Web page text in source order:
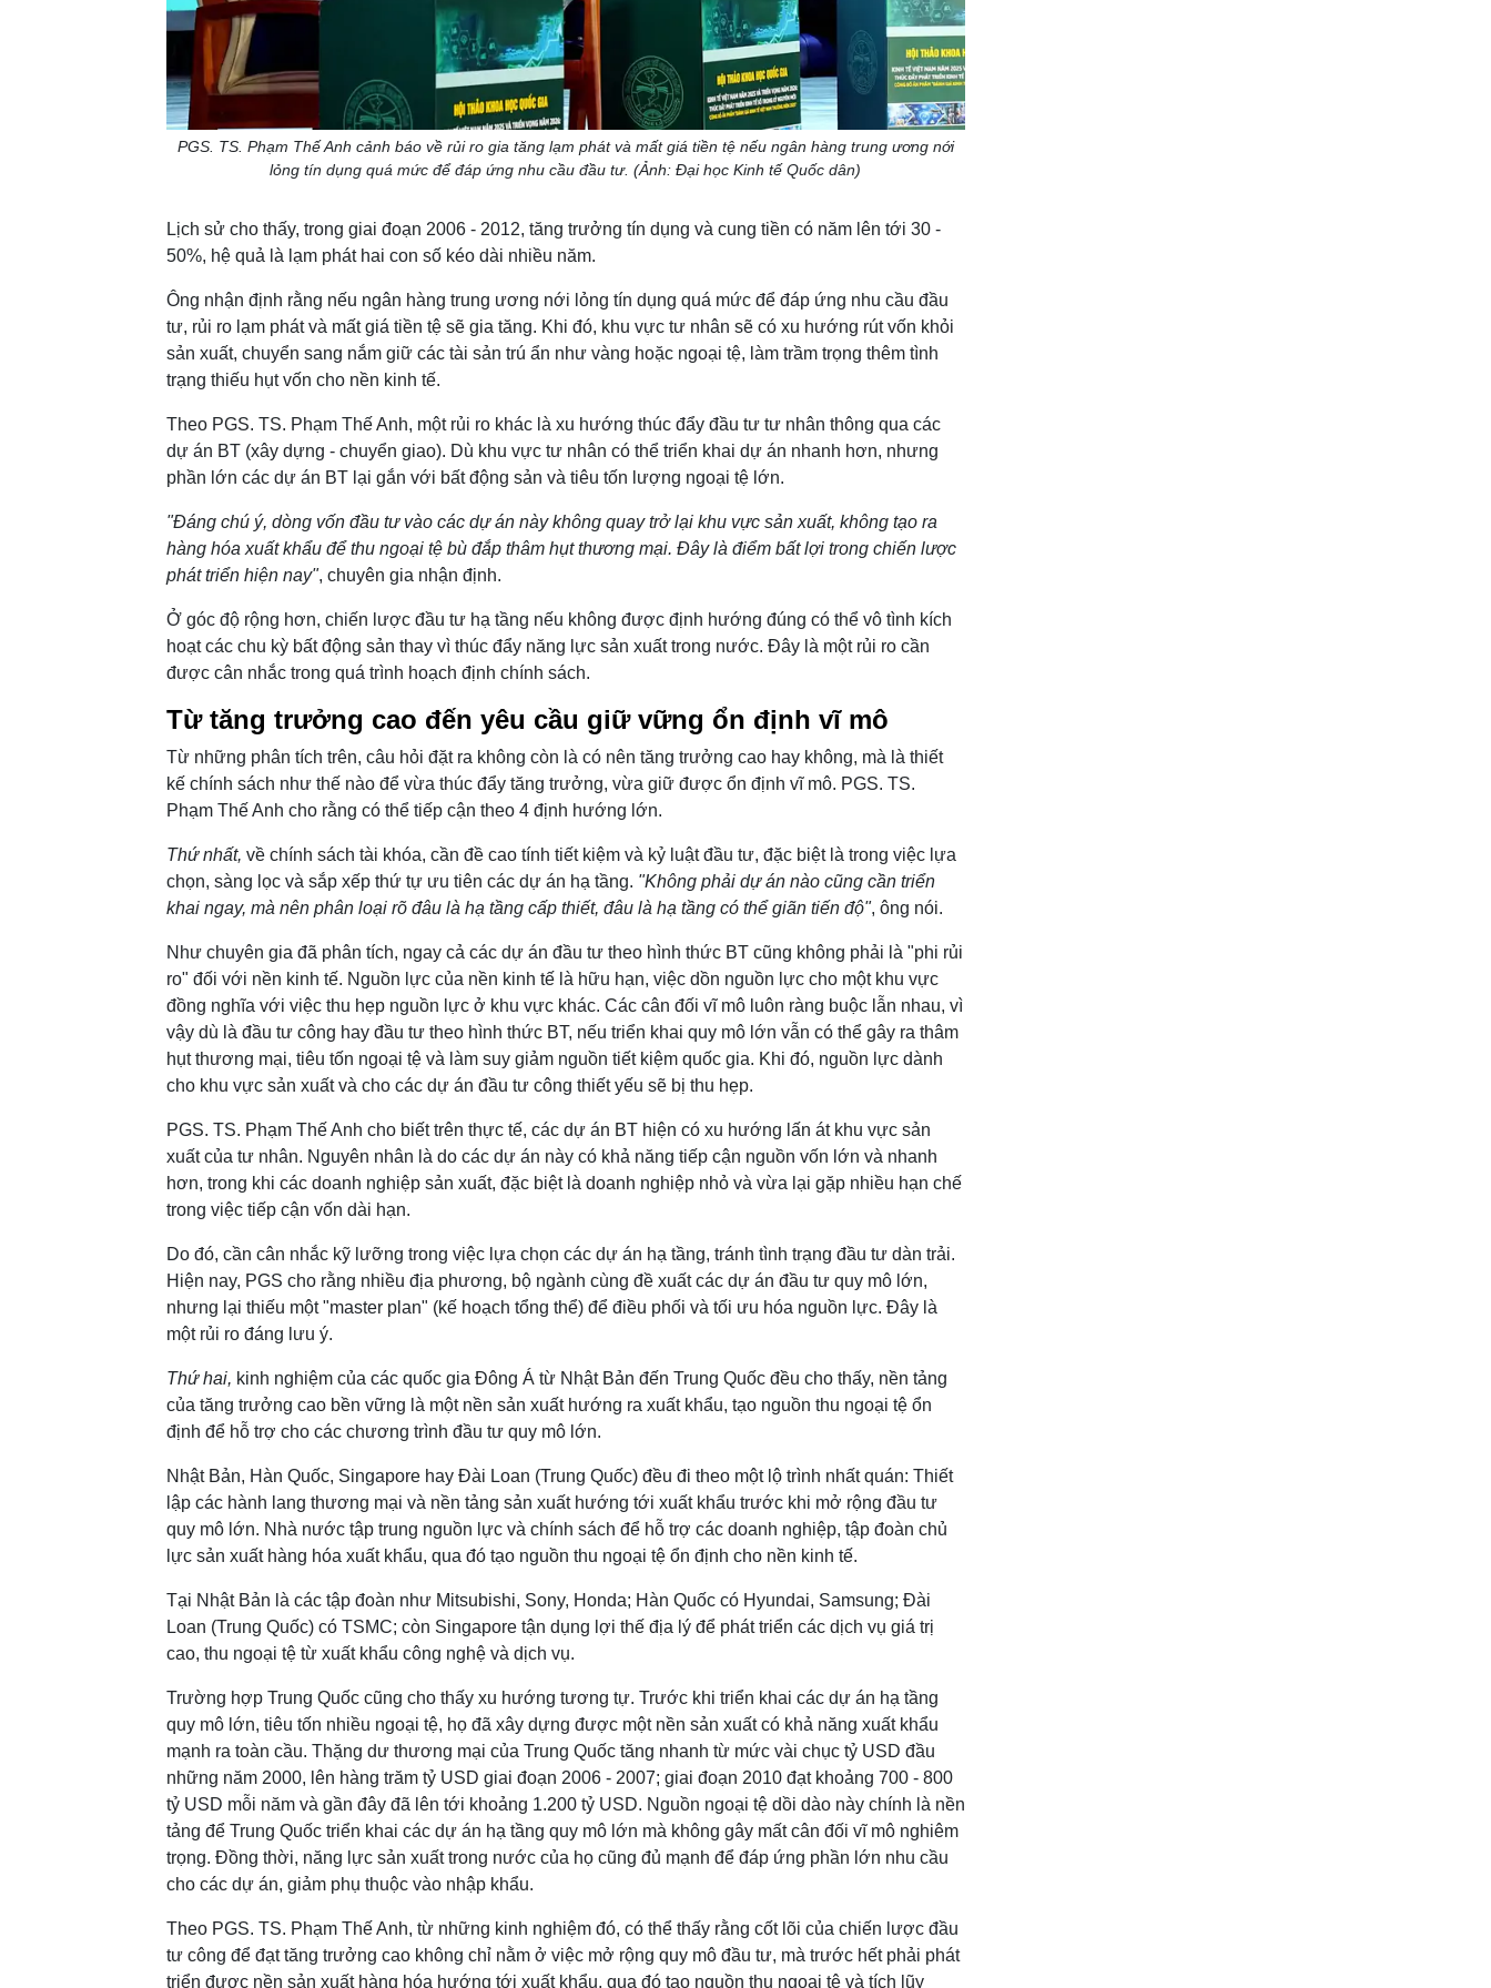
PGS. TS. Phạm Thế Anh cảnh báo về rủi ro gia tăng lạm phát và mất giá tiền tệ nếu ngân hàng trung ương nới
lỏng tín dụng quá mức để đáp ứng nhu cầu đầu tư. (Ảnh: Đại học Kinh tế Quốc dân)
Lịch sử cho thấy, trong giai đoạn 2006 - 2012, tăng trưởng tín dụng và cung tiền có năm lên tới 30 -
50%, hệ quả là lạm phát hai con số kéo dài nhiều năm.
Ông nhận định rằng nếu ngân hàng trung ương nới lỏng tín dụng quá mức để đáp ứng nhu cầu đầu
tư, rủi ro lạm phát và mất giá tiền tệ sẽ gia tăng. Khi đó, khu vực tư nhân sẽ có xu hướng rút vốn khỏi
sản xuất, chuyển sang nắm giữ các tài sản trú ẩn như vàng hoặc ngoại tệ, làm trầm trọng thêm tình
trạng thiếu hụt vốn cho nền kinh tế.
Theo PGS. TS. Phạm Thế Anh, một rủi ro khác là xu hướng thúc đẩy đầu tư tư nhân thông qua các
dự án BT (xây dựng - chuyển giao). Dù khu vực tư nhân có thể triển khai dự án nhanh hơn, nhưng
phần lớn các dự án BT lại gắn với bất động sản và tiêu tốn lượng ngoại tệ lớn.
"Đáng chú ý, dòng vốn đầu tư vào các dự án này không quay trở lại khu vực sản xuất, không tạo ra
hàng hóa xuất khẩu để thu ngoại tệ bù đắp thâm hụt thương mại. Đây là điểm bất lợi trong chiến lược
phát triển hiện nay", chuyên gia nhận định.
Ở góc độ rộng hơn, chiến lược đầu tư hạ tầng nếu không được định hướng đúng có thể vô tình kích
hoạt các chu kỳ bất động sản thay vì thúc đẩy năng lực sản xuất trong nước. Đây là một rủi ro cần
được cân nhắc trong quá trình hoạch định chính sách.
Từ tăng trưởng cao đến yêu cầu giữ vững ổn định vĩ mô
Từ những phân tích trên, câu hỏi đặt ra không còn là có nên tăng trưởng cao hay không, mà là thiết
kế chính sách như thế nào để vừa thúc đẩy tăng trưởng, vừa giữ được ổn định vĩ mô. PGS. TS.
Phạm Thế Anh cho rằng có thể tiếp cận theo 4 định hướng lớn.
Thứ nhất, về chính sách tài khóa, cần đề cao tính tiết kiệm và kỷ luật đầu tư, đặc biệt là trong việc lựa
chọn, sàng lọc và sắp xếp thứ tự ưu tiên các dự án hạ tầng. "Không phải dự án nào cũng cần triển
khai ngay, mà nên phân loại rõ đâu là hạ tầng cấp thiết, đâu là hạ tầng có thể giãn tiến độ", ông nói.
Như chuyên gia đã phân tích, ngay cả các dự án đầu tư theo hình thức BT cũng không phải là "phi rủi
ro" đối với nền kinh tế. Nguồn lực của nền kinh tế là hữu hạn, việc dồn nguồn lực cho một khu vực
đồng nghĩa với việc thu hẹp nguồn lực ở khu vực khác. Các cân đối vĩ mô luôn ràng buộc lẫn nhau, vì
vậy dù là đầu tư công hay đầu tư theo hình thức BT, nếu triển khai quy mô lớn vẫn có thể gây ra thâm
hụt thương mại, tiêu tốn ngoại tệ và làm suy giảm nguồn tiết kiệm quốc gia. Khi đó, nguồn lực dành
cho khu vực sản xuất và cho các dự án đầu tư công thiết yếu sẽ bị thu hẹp.
PGS. TS. Phạm Thế Anh cho biết trên thực tế, các dự án BT hiện có xu hướng lấn át khu vực sản
xuất của tư nhân. Nguyên nhân là do các dự án này có khả năng tiếp cận nguồn vốn lớn và nhanh
hơn, trong khi các doanh nghiệp sản xuất, đặc biệt là doanh nghiệp nhỏ và vừa lại gặp nhiều hạn chế
trong việc tiếp cận vốn dài hạn.
Do đó, cần cân nhắc kỹ lưỡng trong việc lựa chọn các dự án hạ tầng, tránh tình trạng đầu tư dàn trải.
Hiện nay, PGS cho rằng nhiều địa phương, bộ ngành cùng đề xuất các dự án đầu tư quy mô lớn,
nhưng lại thiếu một "master plan" (kế hoạch tổng thể) để điều phối và tối ưu hóa nguồn lực. Đây là
một rủi ro đáng lưu ý.
Thứ hai, kinh nghiệm của các quốc gia Đông Á từ Nhật Bản đến Trung Quốc đều cho thấy, nền tảng
của tăng trưởng cao bền vững là một nền sản xuất hướng ra xuất khẩu, tạo nguồn thu ngoại tệ ổn
định để hỗ trợ cho các chương trình đầu tư quy mô lớn.
Nhật Bản, Hàn Quốc, Singapore hay Đài Loan (Trung Quốc) đều đi theo một lộ trình nhất quán: Thiết
lập các hành lang thương mại và nền tảng sản xuất hướng tới xuất khẩu trước khi mở rộng đầu tư
quy mô lớn. Nhà nước tập trung nguồn lực và chính sách để hỗ trợ các doanh nghiệp, tập đoàn chủ
lực sản xuất hàng hóa xuất khẩu, qua đó tạo nguồn thu ngoại tệ ổn định cho nền kinh tế.
Tại Nhật Bản là các tập đoàn như Mitsubishi, Sony, Honda; Hàn Quốc có Hyundai, Samsung; Đài
Loan (Trung Quốc) có TSMC; còn Singapore tận dụng lợi thế địa lý để phát triển các dịch vụ giá trị
cao, thu ngoại tệ từ xuất khẩu công nghệ và dịch vụ.
Trường hợp Trung Quốc cũng cho thấy xu hướng tương tự. Trước khi triển khai các dự án hạ tầng
quy mô lớn, tiêu tốn nhiều ngoại tệ, họ đã xây dựng được một nền sản xuất có khả năng xuất khẩu
mạnh ra toàn cầu. Thặng dư thương mại của Trung Quốc tăng nhanh từ mức vài chục tỷ USD đầu
những năm 2000, lên hàng trăm tỷ USD giai đoạn 2006 - 2007; giai đoạn 2010 đạt khoảng 700 - 800
tỷ USD mỗi năm và gần đây đã lên tới khoảng 1.200 tỷ USD. Nguồn ngoại tệ dồi dào này chính là nền
tảng để Trung Quốc triển khai các dự án hạ tầng quy mô lớn mà không gây mất cân đối vĩ mô nghiêm
trọng. Đồng thời, năng lực sản xuất trong nước của họ cũng đủ mạnh để đáp ứng phần lớn nhu cầu
cho các dự án, giảm phụ thuộc vào nhập khẩu.
Theo PGS. TS. Phạm Thế Anh, từ những kinh nghiệm đó, có thể thấy rằng cốt lõi của chiến lược đầu
tư công để đạt tăng trưởng cao không chỉ nằm ở việc mở rộng quy mô đầu tư, mà trước hết phải phát
triển được nền sản xuất hàng hóa hướng tới xuất khẩu, qua đó tạo nguồn thu ngoại tệ và tích lũy